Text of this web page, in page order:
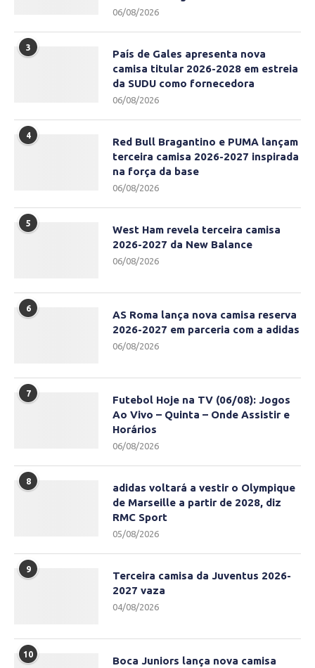
06/08/2026
3
País de Gales apresenta nova
camisa titular 2026-2028 em estreia
da SUDU como fornecedora
06/08/2026
4
Red Bull Bragantino e PUMA lançam
terceira camisa 2026-2027 inspirada
na força da base
06/08/2026
5
West Ham revela terceira camisa
2026-2027 da New Balance
06/08/2026
6
AS Roma lança nova camisa reserva
2026-2027 em parceria com a adidas
06/08/2026
7
Futebol Hoje na TV (06/08): Jogos
Ao Vivo – Quinta – Onde Assistir e
Horários
06/08/2026
8
adidas voltará a vestir o Olympique
de Marseille a partir de 2028, diz
RMC Sport
05/08/2026
9
Terceira camisa da Juventus 2026-
2027 vaza
04/08/2026
10
Boca Juniors lança nova camisa